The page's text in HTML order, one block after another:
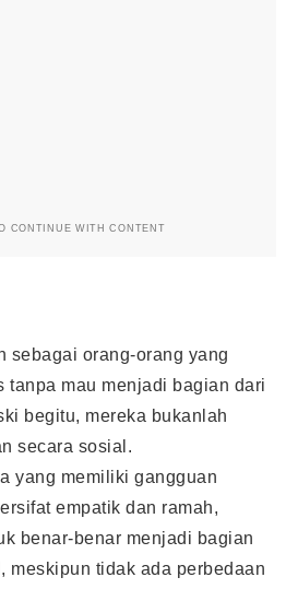
CONTINUE WITH CONTENT
sebagai orang-orang yang
tanpa mau menjadi bagian dari
begitu, mereka bukanlah
secara sosial.
yang memiliki gangguan
empatik dan ramah,
benar-benar menjadi bagian
meskipun tidak ada perbedaan